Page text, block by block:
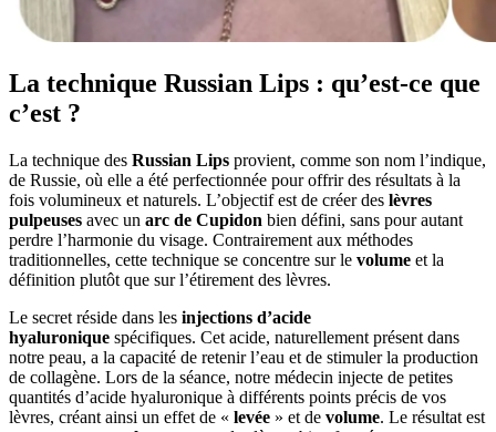
La technique Russian Lips : qu’est-ce que
c’est ?
La technique des Russian Lips provient, comme son nom l’indique,
de Russie, où elle a été perfectionnée pour offrir des résultats à la
fois volumineux et naturels. L’objectif est de créer des lèvres
pulpeuses avec un arc de Cupidon bien défini, sans pour autant
perdre l’harmonie du visage. Contrairement aux méthodes
traditionnelles, cette technique se concentre sur le volume et la
définition plutôt que sur l’étirement des lèvres.
Le secret réside dans les injections d’acide
hyaluronique spécifiques. Cet acide, naturellement présent dans
notre peau, a la capacité de retenir l’eau et de stimuler la production
de collagène. Lors de la séance, notre médecin injecte de petites
quantités d’acide hyaluronique à différents points précis de vos
lèvres, créant ainsi un effet de « levée » et de volume. Le résultat est